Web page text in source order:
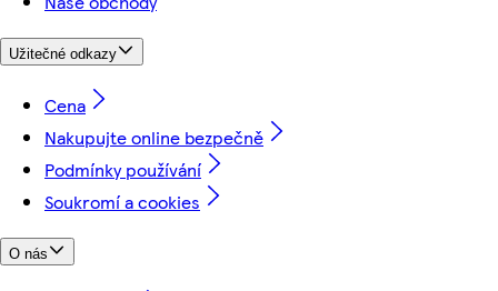
Užitečné odkazy
Cena
Nakupujte online bezpečně
Podmínky používání
Soukromí a cookies
O nás